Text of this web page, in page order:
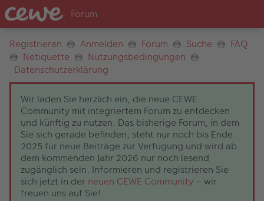
Registrieren Anmelden Forum Suche
FAQ
Netiquette
Nutzungsbedingungen
Datenschutzerklärung
Wir laden Sie herzlich ein, die neue CEWE
Community mit integriertem Forum zu entdecken
und künftig zu nutzen. Das bisherige Forum, in dem
Sie sich gerade befinden, steht nur noch bis Ende
2025 für neue Beiträge zur Verfügung und wird ab
dem kommenden Jahr 2026 nur noch lesend
zugänglich sein. Informieren und registrieren Sie
sich jetzt in der neuen CEWE Community – wir
freuen uns auf Sie!